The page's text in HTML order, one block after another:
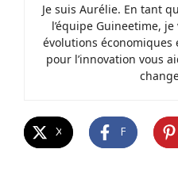
Je suis Aurélie. En tant
l’équipe Guineetime,
évolutions
pour l’innovation vous